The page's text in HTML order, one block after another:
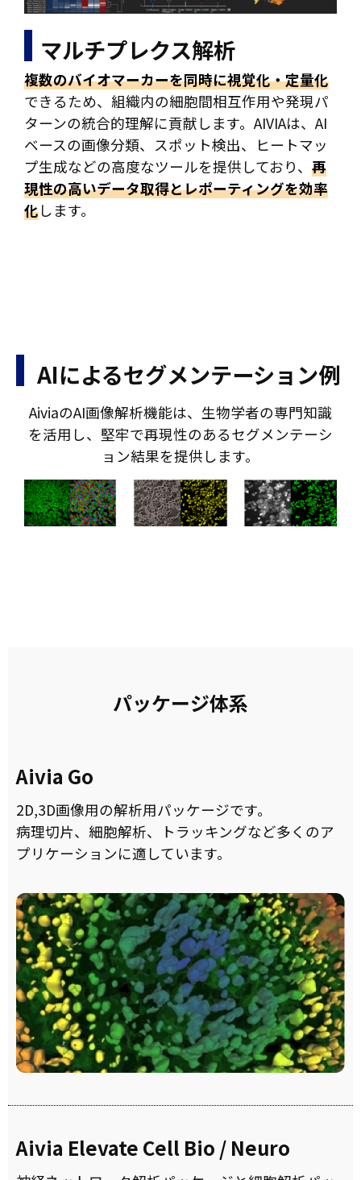
マルチプレクス解析
複数のバイオマーカーを同時に視覚化・定量化
できるため、組織内の細胞間相互作用や発現パ
ターンの統合的理解に貢献します。AIVIAは、AI
ベースの画像分類、スポット検出、ヒートマッ
プ生成などの高度なツールを提供しており、 再
現性の高いデータ取得とレポーティングを効率
化します。
AIによるセグメンテーション例
AiviaのAI画像解析機能は、生物学者の専門知識
を活用し、堅牢で再現性のあるセグメンテーシ
ョン結果を提供します。
パッケージ体系
Aivia Go
2D,3D画像用の解析用パッケージです。
病理切片、細胞解析、トラッキングなど多くのア
プリケーションに適しています。
Aivia Elevate Cell Bio / Neuro